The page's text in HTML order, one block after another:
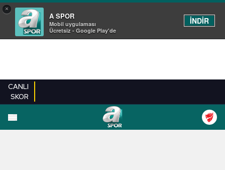
×
A SPOR
Mobil uygulaması
Ücretsiz - Google Play'de
İNDİR
CANLI
SKOR